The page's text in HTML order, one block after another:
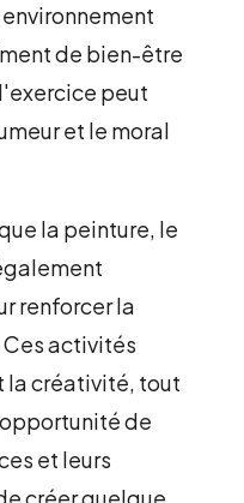
de bien-être
peut
et le moral
la peinture, le
renforcer la
activités
la créativité, tout
de
et leurs